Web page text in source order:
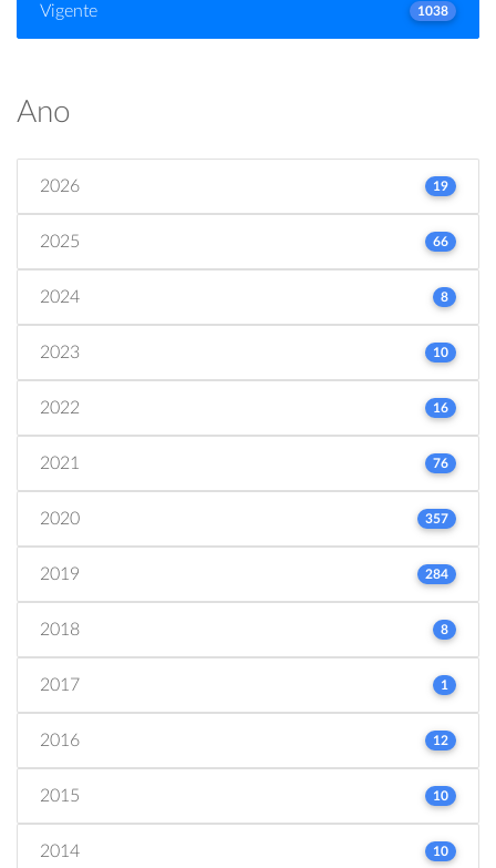
Vigente 1038
Ano
2026 19
2025 66
2024 8
2023 10
2022 16
2021 76
2020 357
2019 284
2018 8
2017 1
2016 12
2015 10
2014 10